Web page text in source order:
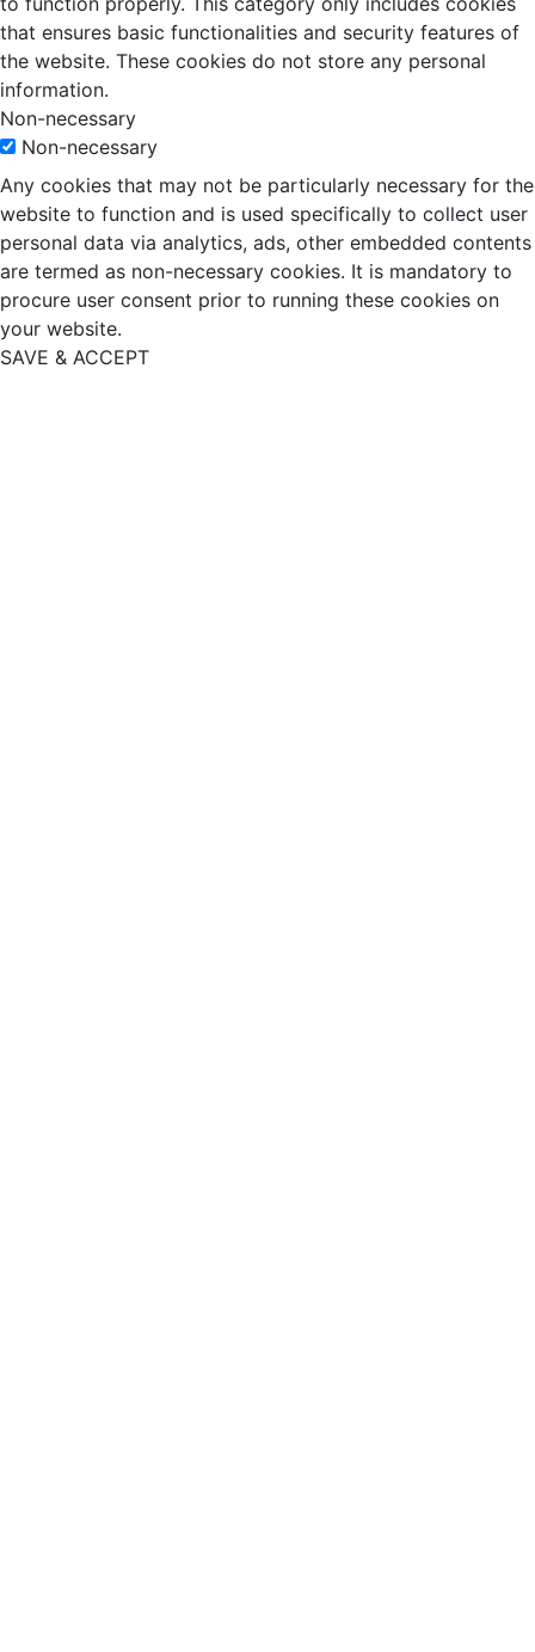
that ensures basic functionalities and security features of
the website. These cookies do not store any personal
information.
Non-necessary
Non-necessary
Any cookies that may not be particularly necessary for the
website to function and is used specifically to collect user
personal data via analytics, ads, other embedded contents
are termed as non-necessary cookies. It is mandatory to
procure user consent prior to running these cookies on
your website.
SAVE & ACCEPT